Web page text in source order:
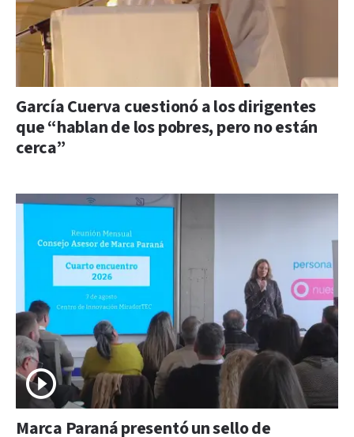
García Cuerva cuestionó a los dirigentes
que “hablan de los pobres, pero no están
cerca”
Marca Paraná presentó un sello de